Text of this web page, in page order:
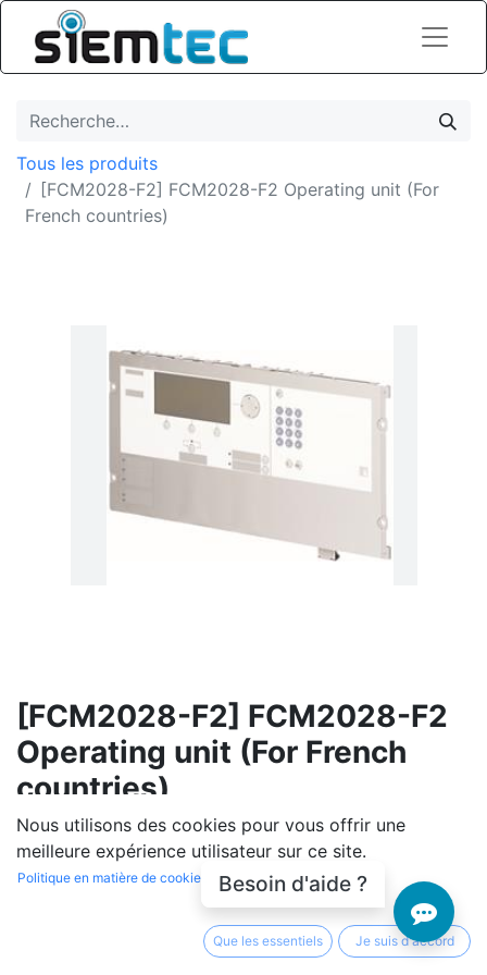
Tous les produits
[FCM2028-F2] FCM2028-F2 Operating unit (For
French countries)
[FCM2028-F2] FCM2028-F2
Operating unit (For French
countries)
(0 avis)
455 360,00DA hors TVA (455 360,00
En rupture de stock
Soyez averti lorsque le produit est de nouveau en
Nous utilisons des cookies pour vous offrir une
meilleure expérience utilisateur sur ce site.
Politique en matière de cookies
Que les essentiels Je suis d'accord
Besoin d'aide ?